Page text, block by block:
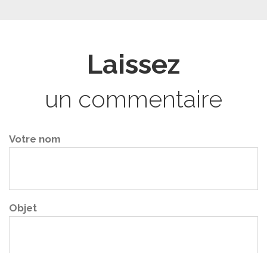
Laissez
un commentaire
Votre nom
Objet